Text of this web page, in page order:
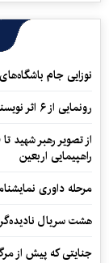
نوزایی جام
رونمایی از ۶ اثر نویسندگان دلیجان در آیین «سر این قلم سلامت»
از تصویر رهبر شهید
راهپیمایی اربعین
مرحله داوری
هشت سریال
جنایتی که پیش از